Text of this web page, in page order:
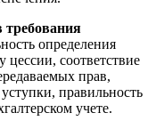
требования
определения
соответствие
прав,
правильность
учете.